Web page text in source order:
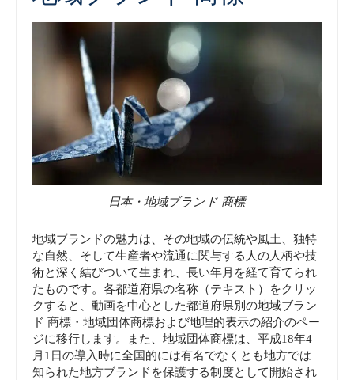
日本・地域ブランド 商標
地域ブランドの魅力は、その地域の伝統や風土、独特
な自然、そして生産者や流通に関与する人の人柄や技
術と深く結びついて生まれ、長い年月を経て育てられ
たものです。各都道府県の名称（テキスト）をクリッ
クすると、動画を中心とした都道府県別の地域ブラン
ド 商標・地域団体商標および地理的表示の紹介のペー
ジに移行します。また、地域団体商標は、平成18年4
月1日の導入時に全国的には有名でなくとも地方では
知られた地方ブランドを保護する制度として開始され